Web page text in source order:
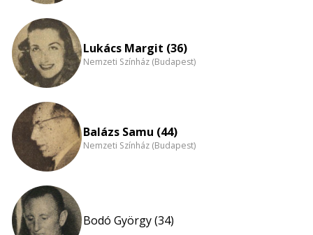
Lukács Margit (36)
Nemzeti Színház (Budapest)
Balázs Samu (44)
Nemzeti Színház (Budapest)
Bodó György (34)